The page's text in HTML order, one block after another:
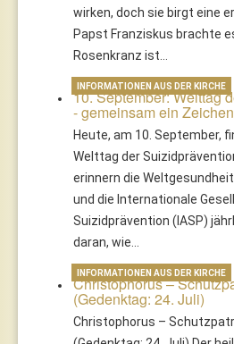
wirken, doch sie birgt eine
Papst Franziskus brachte
Rosenkranz ist…
10. September: Welttag
- gemeinsam ein
Heute, am 10. September,
Welttag der
erinnern die
und die Internationale
Suizidprävention (IASP)
daran, wie…
INFORMATIONEN AUS DER KIRCHE
Christophorus –
(Gedenktag: 24. Juli)
Christophorus –
INFORMATIONEN AUS DER KIRCHE